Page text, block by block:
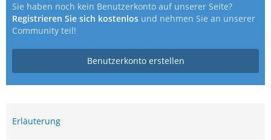
Sie haben noch kein Benutzerkonto auf unserer Seite?
Registrieren Sie sich kostenlos und nehmen Sie an unserer
Community teil!
Benutzerkonto erstellen
Erläuterung